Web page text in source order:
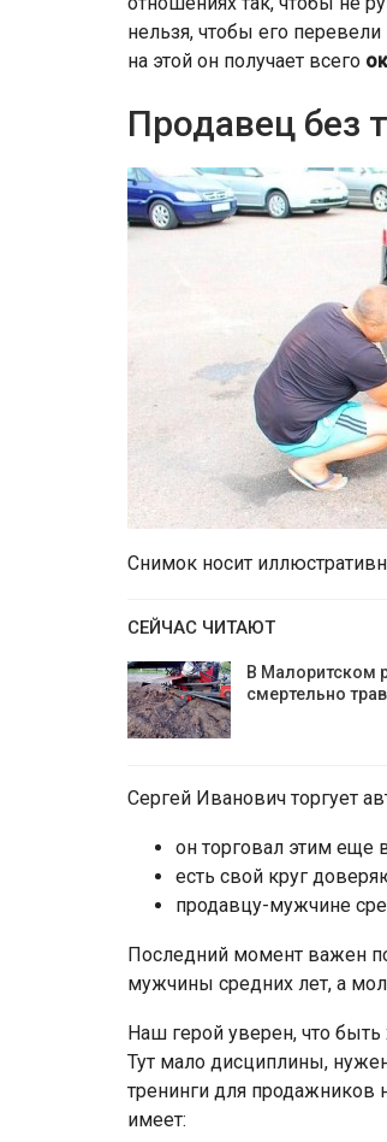
нельзя, чтобы его
на этой он получает всего
Продавец без
Снимок носит
СЕЙЧАС ЧИТАЮТ
В Малоритском
смертельно
Сергей Иванович торгует
он торговал этим еще
есть свой круг
продавцу-мужчине
Последний момент важен
мужчины средних лет, а
Наш герой уверен, что
Тут мало дисциплины,
тренинги для продажников
имеет: